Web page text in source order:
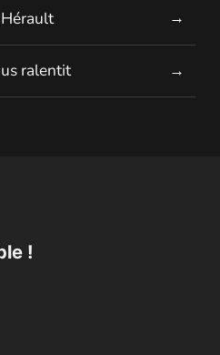
ralentit
!